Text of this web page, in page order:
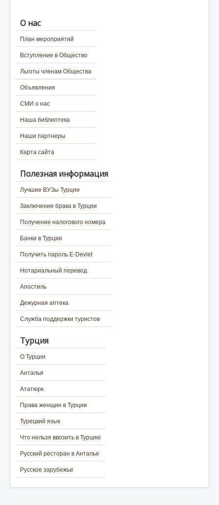
О нас
План мероприятий
Вступление в Общество
Льготы членам Общества
Объявления
СМИ о нас
Наша библиотека
Наши партнеры
Карта сайта
Полезная информация
Лучшие ВУЗы Турции
Заключение брака в Турции
Получение налогового номера
Банки в Турции
Получить пароль E-Devlet
Нотариальный перевод
Апостиль
Дежурная аптека
Служба поддержки туристов
Турция
О Турции
Анталья
Ататюрк
Права женщин в Турции
Турецкий язык
Что нельзя ввозить в Турцию
Русский ресторан в Анталье
Русское зарубежье